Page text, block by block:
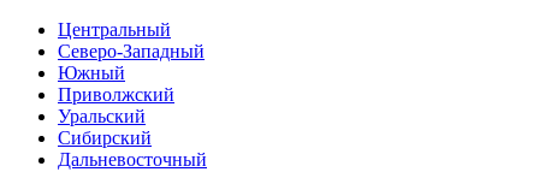
Центральный
Северо-Западный
Южный
Приволжский
Уральский
Сибирский
Дальневосточный